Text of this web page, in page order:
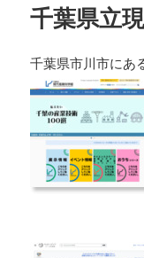
千葉県立
千葉県市川市にあ